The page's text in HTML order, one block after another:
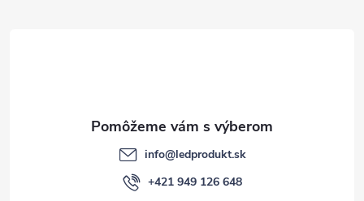
info@ledprodukt.sk
+421 949 126 648